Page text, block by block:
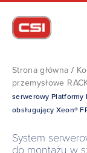
Strona główna /
przemysłowe
serwerowy Platformy
obsługujący Xeon®
System
do montażu w